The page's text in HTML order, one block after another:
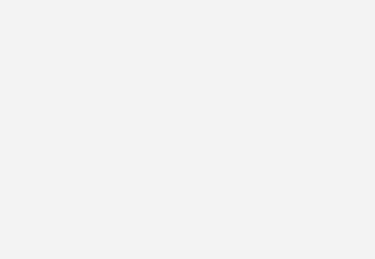
sein, dass man das Wohnzimmer isoliert
die gesamte Fläche, die von der alten
wird. Wenn ich das richtig verstehe darf dann
kein Heizkörper mehr sein, der von der alten